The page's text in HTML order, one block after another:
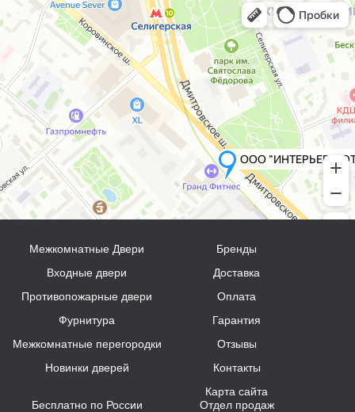
Межкомнатные Двери
Входные двери
Противопожарные двери
Фурнитура
Межкомнатные перегородки
Новинки дверей
Бренды
Доставка
Оплата
Гарантия
Отзывы
Контакты
Карта сайта
Бесплатно по России
Отдел продаж